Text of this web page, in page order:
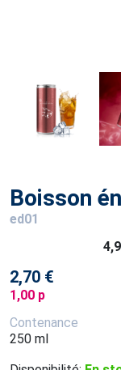
Boisson
ed01
4,9
2,70 €
1,00 p
Contenance
250 ml